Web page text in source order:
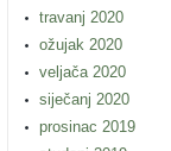
travanj 2020
ožujak 2020
veljača 2020
siječanj 2020
prosinac 2019